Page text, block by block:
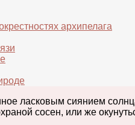
архипелага
ласковым сиянием
сосен, или же